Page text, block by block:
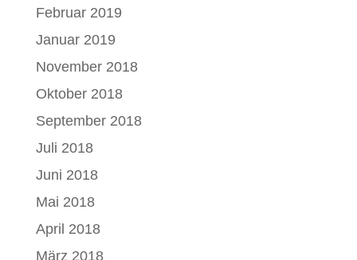
Februar 2019
Januar 2019
November 2018
Oktober 2018
September 2018
Juli 2018
Juni 2018
Mai 2018
April 2018
März 2018